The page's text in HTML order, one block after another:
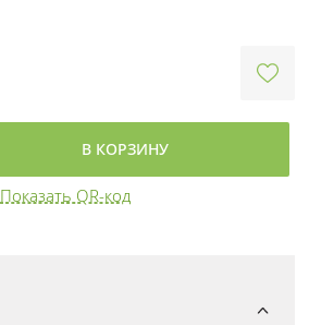
В КОРЗИНУ
Показать QR-код